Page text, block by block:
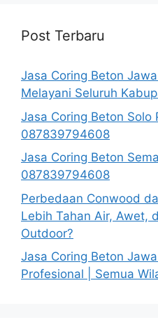
Post Terbaru
Jasa Coring Beton
Melayani Seluruh
Jasa Coring Beton Solo
087839794608
Jasa Coring Beton
087839794608
Perbedaan Conwood
Lebih Tahan Air, Awet,
Outdoor?
Jasa Coring Beton
Profesional | Semua